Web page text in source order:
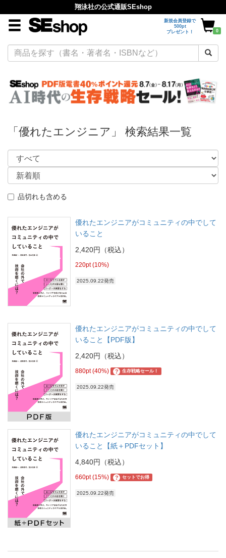
翔泳社の公式通販SEshop
新規会員登録で
500pt
プレゼント！
0
「優れたエンジニア」 検索結果一覧
品切れも含める
優れたエンジニアがコミュニティの中でして
いること
2,420円（税込）
220pt (10%)
2025.09.22発売
優れたエンジニアがコミュニティの中でして
いること【PDF版】
2,420円（税込）
880pt (40%) ? 生存戦略セール！
2025.09.22発売
優れたエンジニアがコミュニティの中でして
いること【紙＋PDFセット】
4,840円（税込）
660pt (15%) ? セットでお得
2025.09.22発売